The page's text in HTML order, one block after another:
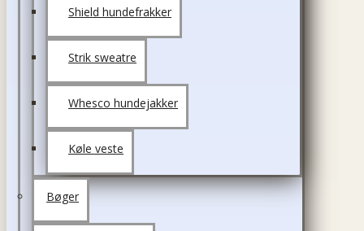
Shield hundefrakker
Strik sweatre
Whesco hundejakker
Køle veste
Bøger